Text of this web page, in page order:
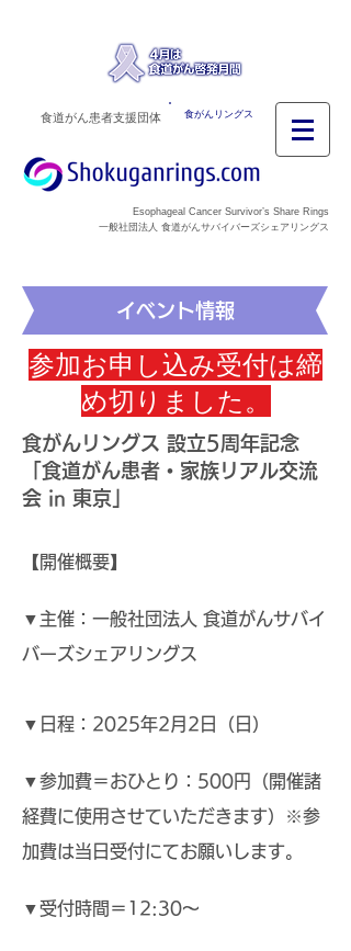
食がんリングス
食道がん患者支援団体
Esophageal Cancer Survivor’s Share Rings
一般社団法人 食道がんサバイバーズシェアリングス
イベント情報
​参加お申し込み受付は締
め切りました。
食がんリングス 設立5周年記念
「食道がん患者・家族リアル交流
会 in 東京」
【開催概要】
▼ 主催：一般社団法人 食道がんサバイ
バーズシェアリングス
▼日程：2025年2月2日（日）
▼参加費＝おひとり：500円（開催諸
経費に使用させていただきます）※参
加費は当日受付にてお願いします。
▼受付時間＝12:30～